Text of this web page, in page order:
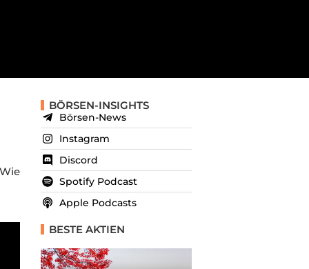
BÖRSEN-INSIGHTS
Börsen-News
Instagram
Discord
Spotify Podcast
Apple Podcasts
BESTE AKTIEN